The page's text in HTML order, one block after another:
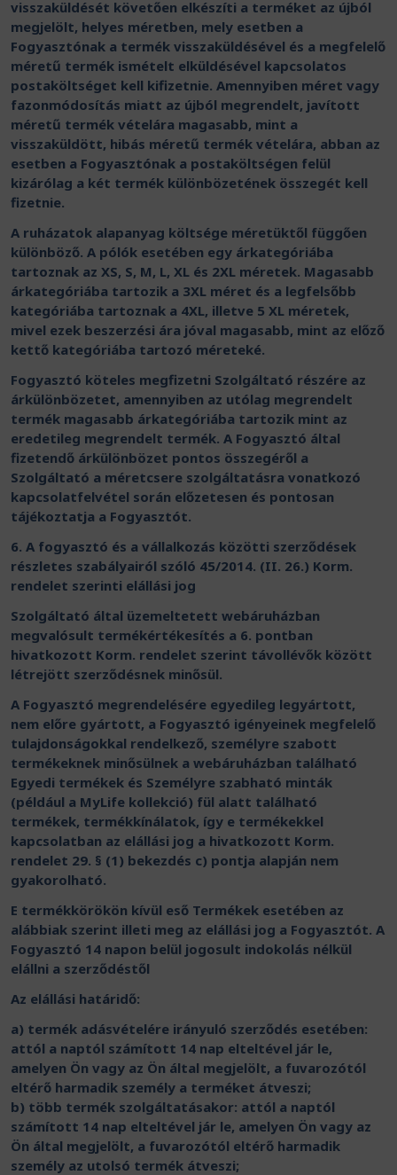
visszaküldését követően elkészíti a terméket az újból
megjelölt, helyes méretben, mely esetben a
Fogyasztónak a termék visszaküldésével és a megfelelő
méretű termék ismételt elküldésével kapcsolatos
postaköltséget kell kifizetnie. Amennyiben méret vagy
fazonmódosítás miatt az újból megrendelt, javított
méretű termék vételára magasabb, mint a
visszaküldött, hibás méretű termék vételára, abban az
esetben a Fogyasztónak a postaköltségen felül
kizárólag a két termék különbözetének összegét kell
fizetnie.
A ruházatok alapanyag költsége méretüktől függően
különböző. A pólók esetében egy árkategóriába
tartoznak az XS, S, M, L, XL és 2XL méretek. Magasabb
árkategóriába tartozik a 3XL méret és a legfelsőbb
kategóriába tartoznak a 4XL, illetve 5 XL méretek,
mivel ezek beszerzési ára jóval magasabb, mint az előző
kettő kategóriába tartozó méreteké.
Fogyasztó köteles megfizetni Szolgáltató részére az
árkülönbözetet, amennyiben az utólag megrendelt
termék magasabb árkategóriába tartozik mint az
eredetileg megrendelt termék. A Fogyasztó által
fizetendő árkülönbözet pontos összegéről a
Szolgáltató a méretcsere szolgáltatásra vonatkozó
kapcsolatfelvétel során előzetesen és pontosan
tájékoztatja a Fogyasztót.
6. A fogyasztó és a vállalkozás közötti szerződések
részletes szabályairól szóló 45/2014. (II. 26.) Korm.
rendelet szerinti elállási jog
Szolgáltató által üzemeltetett webáruházban
megvalósult termékértékesítés a 6. pontban
hivatkozott Korm. rendelet szerint távollévők között
létrejött szerződésnek minősül.
A Fogyasztó megrendelésére egyedileg legyártott,
nem előre gyártott, a Fogyasztó igényeinek megfelelő
tulajdonságokkal rendelkező, személyre szabott
termékeknek minősülnek a webáruházban található
Egyedi termékek és Személyre szabható minták
(például a MyLife kollekció) fül alatt található
termékek, termékkínálatok, így e termékekkel
kapcsolatban az elállási jog a hivatkozott Korm.
rendelet 29. § (1) bekezdés c) pontja alapján nem
gyakorolható.
E termékkörökön kívül eső Termékek esetében az
alábbiak szerint illeti meg az elállási jog a Fogyasztót. A
Fogyasztó 14 napon belül jogosult indokolás nélkül
elállni a szerződéstől
Az elállási határidő:
a) termék adásvételére irányuló szerződés esetében:
attól a naptól számított 14 nap elteltével jár le,
amelyen Ön vagy az Ön által megjelölt, a fuvarozótól
eltérő harmadik személy a terméket átveszi;
b) több termék szolgáltatásakor: attól a naptól
számított 14 nap elteltével jár le, amelyen Ön vagy az
Ön által megjelölt, a fuvarozótól eltérő harmadik
személy az utolsó termék átveszi;